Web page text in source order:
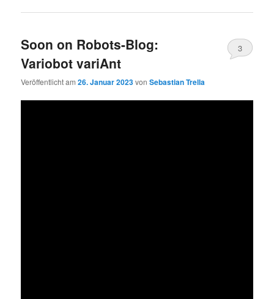
Soon on Robots-Blog:
Variobot variAnt
Veröffentlicht am26. Januar 2023vonSebastian Trella
3